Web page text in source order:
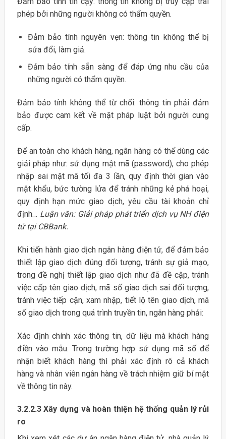
phép bởi những người không có thẩm quyền.
Đảm bảo tính nguyên vẹn: thông tin không thể bị
sửa đổi, làm giả.
Đảm bảo tính sẵn sàng để đáp ứng nhu cầu của
những người có thẩm quyền.
Đảm bảo tính không thể từ chối: thông tin phải đảm
bảo được cam kết về mặt pháp luật bởi người cung
cấp.
Để an toàn cho khách hàng, ngân hàng có thể dùng các
giải pháp như: sử dụng mật mã (password), cho phép
nhập sai mật mã tối đa 3 lần, quy định thời gian vào
mật khẩu, bức tường lửa để tránh những kẻ phá hoại,
quy định hạn mức giao dịch, yêu cầu tài khoản chỉ
định… Luận văn: Giải pháp phát triển dịch vụ NH điện
tử tại CBBank.
Khi tiến hành giao dịch ngân hàng điện tử, để đảm bảo
thiết lập giao dịch đúng đối tượng, tránh sự giả mạo,
trong đề nghị thiết lập giao dịch như đã đề cập, tránh
việc cấp tên giao dịch, mã số giao dịch sai đối tượng,
tránh việc tiếp cận, xam nhập, tiết lộ tên giao dịch, mã
số giao dịch trong quá trình truyền tin, ngân hàng phải:
Xác định chính xác thông tin, dữ liệu mà khách hàng
điền vào mẫu. Trong trường hợp sử dụng mã số để
nhận biết khách hàng thì phải xác định rõ cả khách
hàng và nhân viên ngân hàng về trách nhiệm giữ bí mật
về thông tin này.
3.2.2.3 Xây dựng và hoàn thiện hệ thống quản lý rủi
ro